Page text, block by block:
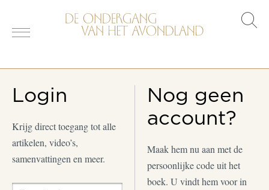
Login
Krijg direct toegang tot alle
artikelen, video’s,
samenvattingen en meer.
Nog geen
account?
Maak hem nu aan met de
persoonlijke code uit het
boek. U vindt hem voor in